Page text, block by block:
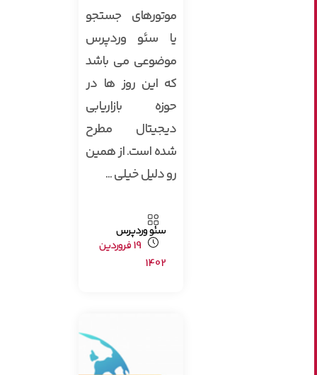
موتورهای جستجو
یا سئو وردپرس
موضوعی می باشد
که این روز ها در
حوزه بازاریابی
دیجیتال مطرح
شده است. از همین
رو دلیل خیلی ...
سئو وردپرس
19 فروردین
1402